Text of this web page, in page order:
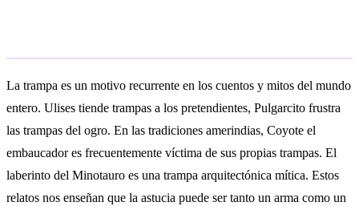
La trampa es un motivo recurrente en los cuentos y mitos del mundo
entero. Ulises tiende trampas a los pretendientes, Pulgarcito frustra
las trampas del ogro. En las tradiciones amerindias, Coyote el
embaucador es frecuentemente víctima de sus propias trampas. El
laberinto del Minotauro es una trampa arquitectónica mítica. Estos
relatos nos enseñan que la astucia puede ser tanto un arma como un